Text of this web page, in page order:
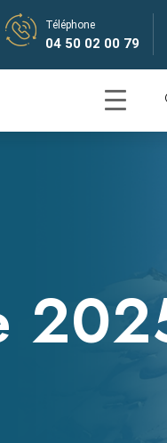
Téléphone
04 50 02 00 79